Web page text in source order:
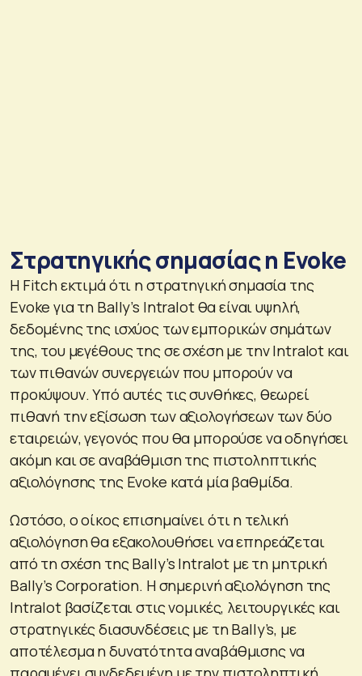
Στρατηγικής σημασίας η Evoke
Η Fitch εκτιμά ότι η στρατηγική σημασία της
Evoke για τη Bally’s Intralot θα είναι υψηλή,
δεδομένης της ισχύος των εμπορικών σημάτων
της, του μεγέθους της σε σχέση με την Intralot και
των πιθανών συνεργειών που μπορούν να
προκύψουν. Υπό αυτές τις συνθήκες, θεωρεί
πιθανή την εξίσωση των αξιολογήσεων των δύο
εταιρειών, γεγονός που θα μπορούσε να οδηγήσει
ακόμη και σε αναβάθμιση της πιστοληπτικής
αξιολόγησης της Evoke κατά μία βαθμίδα.
Ωστόσο, ο οίκος επισημαίνει ότι η τελική
αξιολόγηση θα εξακολουθήσει να επηρεάζεται
από τη σχέση της Bally’s Intralot με τη μητρική
Bally’s Corporation. Η σημερινή αξιολόγηση της
Intralot βασίζεται στις νομικές, λειτουργικές και
στρατηγικές διασυνδέσεις με τη Bally’s, με
αποτέλεσμα η δυνατότητα αναβάθμισης να